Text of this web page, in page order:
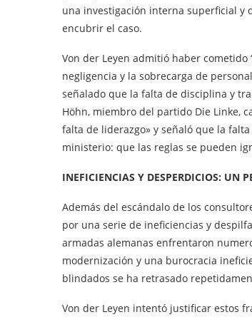
una investigación interna superficial y
encubrir el caso.
Von der Leyen admitió haber
negligencia y la sobrecarga de
señalado que la falta de disciplina y
Höhn, miembro del partido Die Linke,
falta de liderazgo» y señaló que la
ministerio: que las reglas se pueden
INEFICIENCIAS Y DESPERDICIOS: UN
Además del escándalo de los
por una serie de ineficiencias y
armadas alemanas enfrentaron
modernización y una burocracia
blindados se ha retrasado
Von der Leyen intentó justificar estos